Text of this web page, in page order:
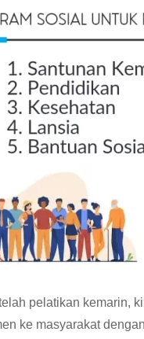
pelatikan kemarin,
ke masyarakat